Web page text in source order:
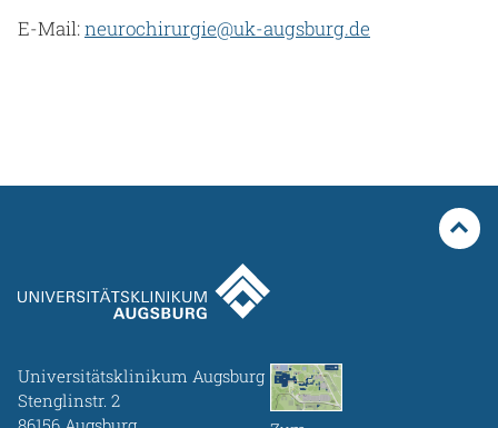
E-Mail:neurochirurgie@uk-augsburg.de
Universitätsklinikum Augsburg
Stenglinstr. 2